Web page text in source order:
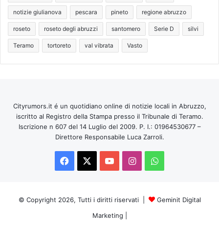
notizie giulianova pescara pineto regione abruzzo
roseto roseto degli abruzzi santomero Serie D silvi
Teramo tortoreto val vibrata Vasto
Cityrumors.it é un quotidiano online di notizie locali in Abruzzo,
iscritto al Registro della Stampa presso il Tribunale di Teramo.
Iscrizione n 607 del 14 Luglio del 2009. P. I.: 01964530677 –
Direttore Responsabile Luca Zarroli.
Facebook
You InstagramWhatsApp
© Copyright 2026, Tutti i diritti riservati |
Geminit Digital
Marketing